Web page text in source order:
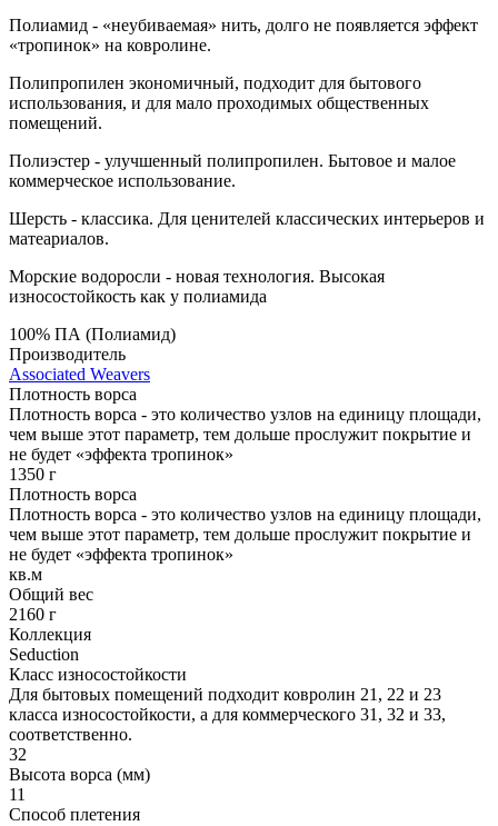
Полиамид - «неубиваемая» нить, долго не появляется эффект
«тропинок» на ковролине.
Полипропилен экономичный, подходит для бытового
использования, и для мало проходимых общественных
помещений.
Полиэстер - улучшенный полипропилен. Бытовое и малое
коммерческое использование.
Шерсть - классика. Для ценителей классических интерьеров и
матеариалов.
Морские водоросли - новая технология. Высокая
износостойкость как у полиамида
100% ПА (Полиамид)
Производитель
Associated Weavers
Плотность ворса
Плотность ворса - это количество узлов на единицу площади,
чем выше этот параметр, тем дольше прослужит покрытие и
не будет «эффекта тропинок»
1350 г
Плотность ворса
Плотность ворса - это количество узлов на единицу площади,
чем выше этот параметр, тем дольше прослужит покрытие и
не будет «эффекта тропинок»
кв.м
Общий вес
2160 г
Коллекция
Seduction
Класс износостойкости
Для бытовых помещений подходит ковролин 21, 22 и 23
класса износостойкости, а для коммерческого 31, 32 и 33,
соответственно.
32
Высота ворса (мм)
11
Способ плетения